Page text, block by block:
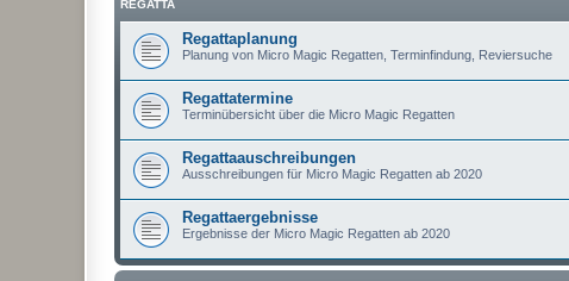
REGATTA
Regattaplanung
Planung von Micro Magic Regatten, Terminfindung, Reviersuche
Regattatermine
Terminübersicht über die Micro Magic Regatten
Regattaauschreibungen
Ausschreibungen für Micro Magic Regatten ab 2020
Regattaergebnisse
Ergebnisse der Micro Magic Regatten ab 2020